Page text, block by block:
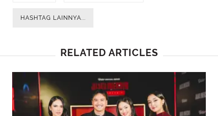
HASHTAG LAINNYA...
RELATED ARTICLES